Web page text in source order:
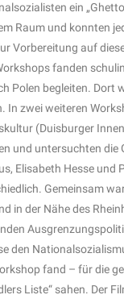
ein
Raum und konnten
Vorbereitung auf
fanden
Polen begleiten. Dort
zwei weiteren
(Duisburger
und untersuchten die
Elisabeth Hesse und
Gemeinsam
in der Nähe des
den
fand – für die
Liste“ sahen. Der